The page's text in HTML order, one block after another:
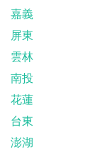
嘉義
屏東
雲林
南投
花蓮
台東
澎湖